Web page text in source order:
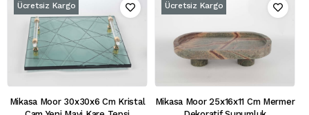
Mikasa Moor 30x30x6 Cm Kristal
Ücretsiz Kargo
Mikasa Moor 25x16x11 Cm Mermer
Ücretsiz Kargo